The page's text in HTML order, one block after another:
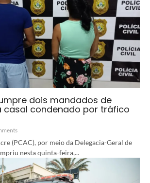
dois mandados de
casal condenado por tráfico
(PCAC), por meio da Delegacia-Geral de
nesta quinta-feira,...